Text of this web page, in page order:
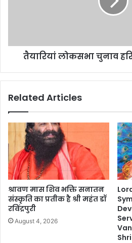
तैयारियां लोकसभा चुनाव
Related Articles
श्रावण मास शिव भक्ति सनातन
संस्कृति का प्रतीक है श्री महंत डॉ
रविंद्रपुरी
August 4, 2026